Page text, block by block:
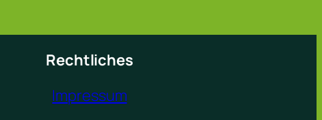
Rechtliches
Impressum